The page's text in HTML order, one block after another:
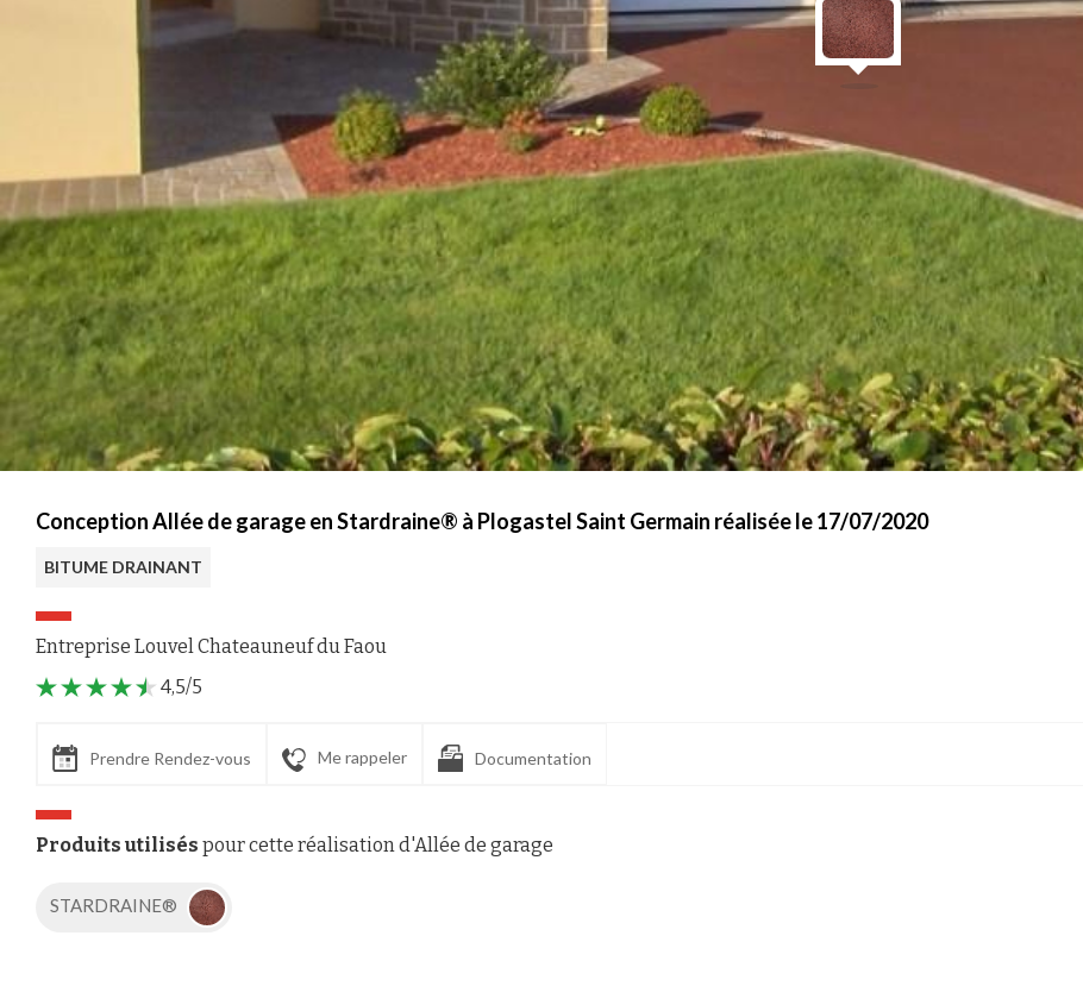
Conception Allée de garage en Stardraine® à Plogastel Saint Germain réalisée le 17/07/2020
BITUME DRAINANT
Entreprise Louvel Chateauneuf du Faou
4,5/5
Prendre Rendez-vous Me rappeler Documentation
Produits utilisés pour cette réalisation d'Allée de garage
STARDRAINE®